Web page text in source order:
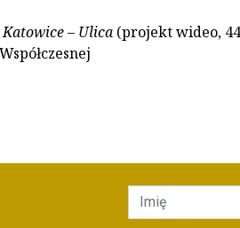
Katowice – Ulica(projekt wideo, 44